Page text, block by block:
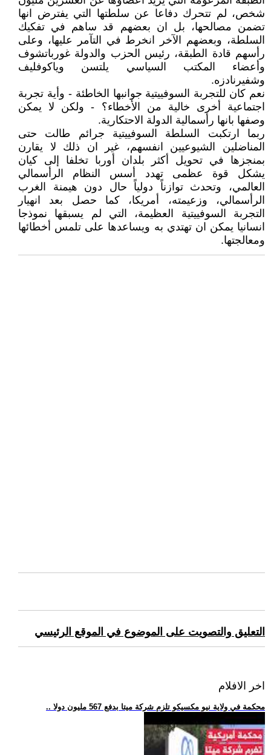
شخص، لم تتحرك دفاعا عن سلطتها التي يفترض انها
تضمن مصالحها، بل ان بعضهم قد ساهم في تفكيك
السلطة، وبعضهم الآخر انخرط في التآمر عليها، وعلى
رأسهم قادة الطبقة، رئيس الحزب والدولة غورباتشوف
وأعضاء المكتب السياسي يلتسن وياكوفليف
وشفيرنادزه.
نعم كان للتجربة السوفييتية جوانبها الخاطئة - وأية تجربة
اجتماعية أخرى خالية من الأخطاء؟ - ولكن لا يمكن
وصفها بانها رأسمالية الدولة الاحتكارية.
ربما ارتكبت السلطة السوفييتية جرائم طالت حتى
المناضلين الشيوعيين انفسهم، غير ان ذلك لا يقارن
بمنجزها في تحويل أكثر بلدان أوربا تخلفا إلى كيان
يشكل قوة عظمى تهدد أسس النظام الرأسمالي
العالمي، وتحدث توازناً دولياً حال دون هيمنة الغرب
الرأسمالي، وزعيمته، أمريكا، كما حصل بعد انهيار
التجربة السوفييتية العظيمة، التي لم يسبقها نموذجا
انسانيا يمكن ان تهتدي به ويساعدها على تلمس أخطائها
ومعالجتها.
التعليق والتصويت على الموضوع في الموقع الرئيسي
اخر الافلام
.. محكمة في ولاية نيو مكسيكو تلزم شركة ميتا بدفع 567 مليون دولا